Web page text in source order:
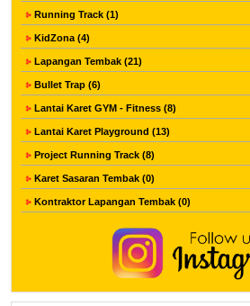
Running Track (1)
KidZona (4)
Lapangan Tembak (21)
Bullet Trap (6)
Lantai Karet GYM - Fitness (8)
Lantai Karet Playground (13)
Project Running Track (8)
Karet Sasaran Tembak (0)
Kontraktor Lapangan Tembak (0)